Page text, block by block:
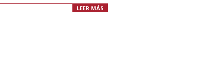
LEER MÁS